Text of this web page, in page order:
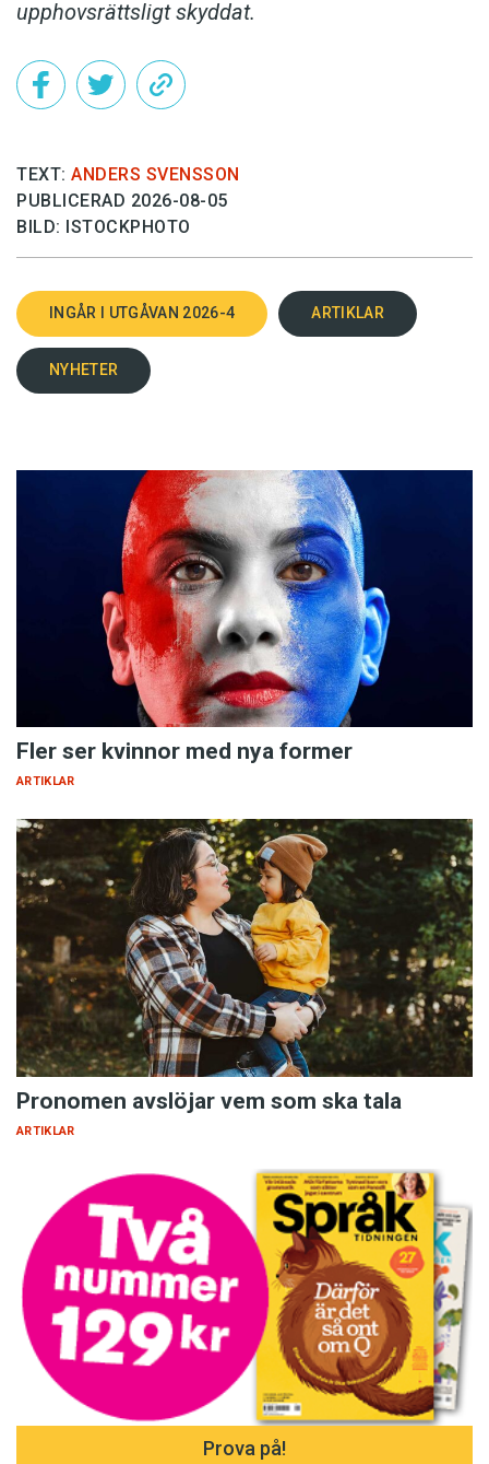
upphovsrättsligt skyddat.
TEXT: ANDERS SVENSSON
PUBLICERAD 2026-08-05
BILD: ISTOCKPHOTO
INGÅR I UTGÅVAN 2026-4 ARTIKLAR
NYHETER
Fler ser kvinnor med nya former
ARTIKLAR
Pronomen avslöjar vem som ska tala
ARTIKLAR
Prova på!